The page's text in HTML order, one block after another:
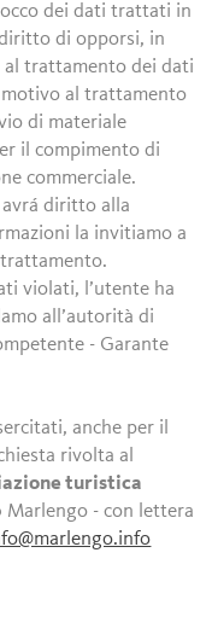
dei dati trattati in
di opporsi, in
trattamento dei dati
motivo al trattamento
di materiale
il compimento di
commerciale.
avrá diritto alla
la invitiamo a
violati, l’utente ha
all’autorità di
- Garante
anche per il
rivolta al
turistica
Marlengo - con lettera